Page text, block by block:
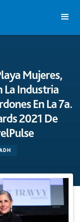
Mujeres,
La Industria
En La 7a.
2021 De